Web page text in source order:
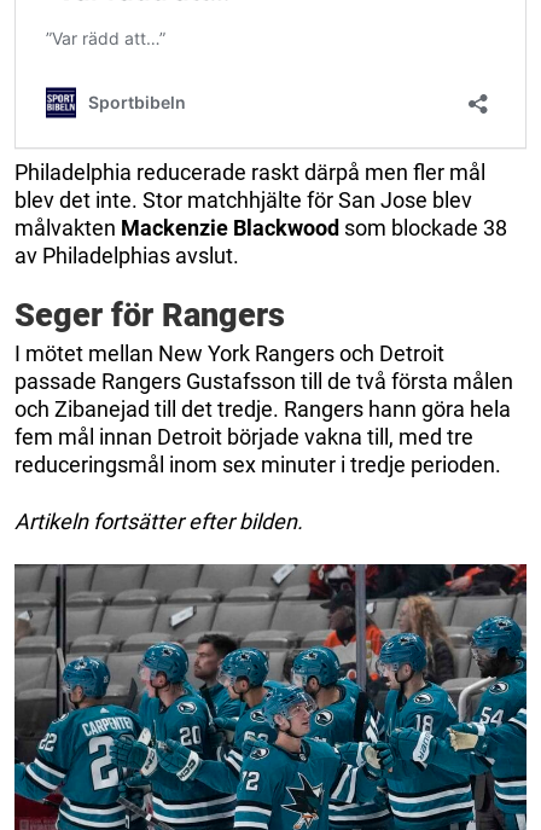
Philadelphia reducerade raskt därpå men fler mål
blev det inte. Stor matchhjälte för San Jose blev
målvakten Mackenzie Blackwood som blockade 38
av Philadelphias avslut.
Seger för Rangers
I mötet mellan New York Rangers och Detroit
passade Rangers Gustafsson till de två första målen
och Zibanejad till det tredje. Rangers hann göra hela
fem mål innan Detroit började vakna till, med tre
reduceringsmål inom sex minuter i tredje perioden.
Artikeln fortsätter efter bilden.